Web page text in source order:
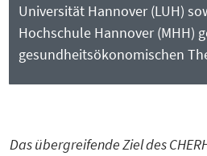
Universität Hannover (LUH)
Hochschule Hannover (MHH)
gesundheitsökonomischen
Das übergreifende Ziel des